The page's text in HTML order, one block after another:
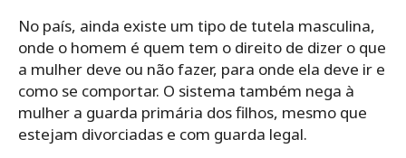
No país, ainda existe um tipo de tutela masculina,
onde o homem é quem tem o direito de dizer o que
a mulher deve ou não fazer, para onde ela deve ir e
como se comportar. O sistema também nega à
mulher a guarda primária dos filhos, mesmo que
estejam divorciadas e com guarda legal.